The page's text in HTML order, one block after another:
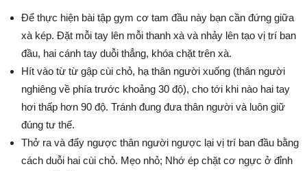
Để thực hiện bài tập gym cơ tam đầu này bạn cần đứng giữa
xà kép. Đặt mỗi tay lên mỗi thanh xà và nhảy lên tạo vị trí ban
đầu, hai cánh tay duỗi thẳng, khóa chặt trên xà.
Hít vào từ từ gập cùi chỏ, hạ thân người xuống (thân người
nghiêng về phía trước khoảng 30 độ), cho tới khi nào hai tay
hơi thấp hơn 90 độ. Tránh đung đưa thân người và luôn giữ
đúng tư thế.
Thở ra và đẩy ngược thân người ngược lại vị trí ban đầu bằng
cách duỗi hai cùi chỏ. Mẹo nhỏ; Nhớ ép chặt cơ ngực ở đỉnh